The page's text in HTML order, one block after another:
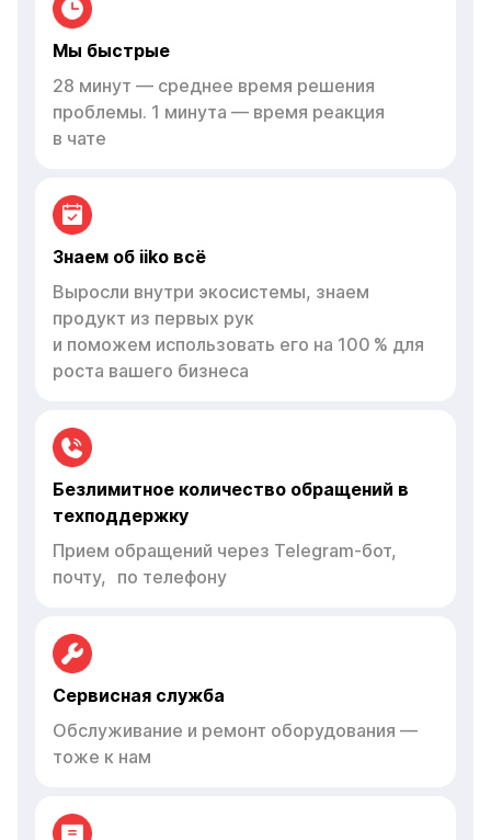
Мы быстрые
28 минут — среднее время решения
проблемы. 1 минута — время реакция
в чате
Знаем об iiko всё
Выросли внутри экосистемы, знаем
продукт из первых рук
и поможем использовать его на 100 % для
роста вашего бизнеса
Безлимитное количество обращений в
техподдержку
Прием обращений через Telegram-бот,
почту, по телефону
Сервисная служба
Обслуживание и ремонт оборудования —
тоже к нам